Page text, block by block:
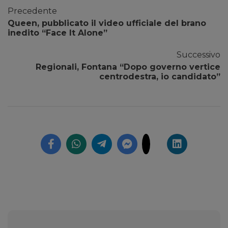
Precedente
Queen, pubblicato il video ufficiale del brano
inedito “Face It Alone”
Successivo
Regionali, Fontana “Dopo governo vertice
centrodestra, io candidato”